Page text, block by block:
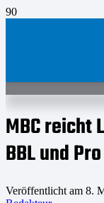
MBC reicht
BBL und
Veröffentlicht am 8.